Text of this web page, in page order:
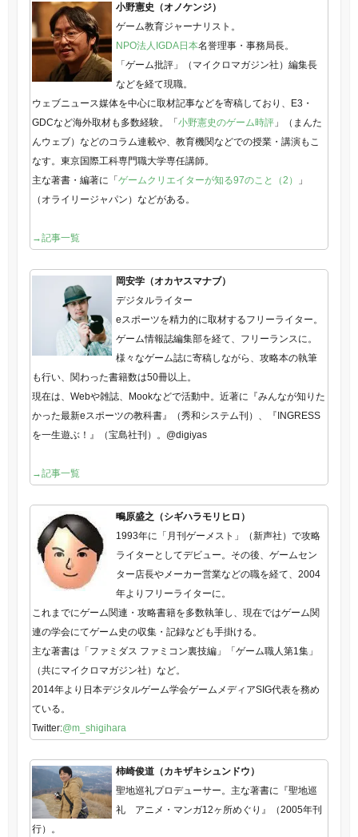
小野憲史（オノケンジ）
ゲーム教育ジャーナリスト。
NPO法人IGDA日本名誉理事・事務局長。
「ゲーム批評」（マイクロマガジン社）編集長
などを経て現職。
ウェブニュース媒体を中心に取材記事などを寄稿しており、E3・
GDCなど海外取材も多数経験。「小野憲史のゲーム時評」（まんた
んウェブ）などのコラム連載や、教育機関などでの授業・講演もこ
なす。東京国際工科専門職大学専任講師。
主な著書・編著に「ゲームクリエイターが知る97のこと（2）
」
（オライリージャパン）などがある。
→記事一覧
岡安学（オカヤスマナブ）
デジタルライター
eスポーツを精力的に取材するフリーライター。
ゲーム情報誌編集部を経て、フリーランスに。
様々なゲーム誌に寄稿しながら、攻略本の執筆
も行い、関わった書籍数は50冊以上。
現在は、Webや雑誌、Mookなどで活動中。近著に『みんなが知りた
かった最新eスポーツの教科書』（秀和システム刊）、『INGRESS
を一生遊ぶ！』（宝島社刊）。@digiyas
→記事一覧
鴫原盛之（シギハラモリヒロ）
1993年に「月刊ゲーメスト」（新声社）で攻略
ライターとしてデビュー。その後、ゲームセン
ター店長やメーカー営業などの職を経て、2004
年よりフリーライターに。
これまでにゲーム関連・攻略書籍を多数執筆し、現在ではゲーム関
連の学会にてゲーム史の収集・記録なども手掛ける。
主な著書は「ファミダス ファミコン裏技編」「ゲーム職人第1集」
（共にマイクロマガジン社）など。
2014年より日本デジタルゲーム学会ゲームメディアSIG代表を務め
ている。
Twitter:@m_shigihara
柿崎俊道（カキザキシュンドウ）
聖地巡礼プロデューサー。主な著書に『聖地巡
礼 アニメ・マンガ12ヶ所めぐり』（2005年刊
行）。